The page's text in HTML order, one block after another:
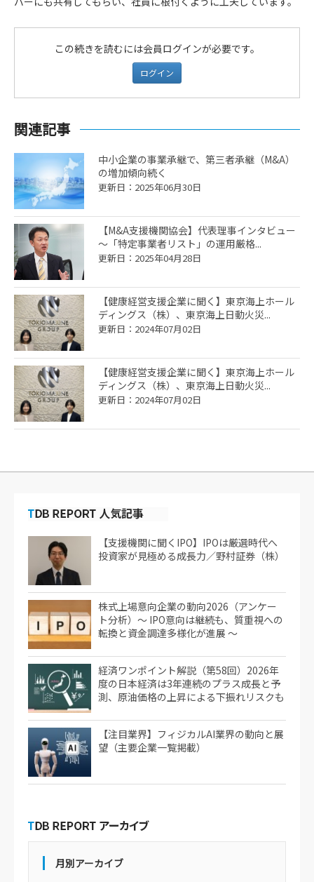
この続きを読むには会員ログインが必要です。
ログイン
関連記事
中小企業の事業承継で、第三者承継（M&A）
の増加傾向続く
更新日：2025年06月30日
【M&A支援機関協会】代表理事インタビュー
～「特定事業者リスト」の運用厳格...
更新日：2025年04月28日
【健康経営支援企業に聞く】東京海上ホール
ディングス（株）、東京海上日動火災...
更新日：2024年07月02日
【健康経営支援企業に聞く】東京海上ホール
ディングス（株）、東京海上日動火災...
更新日：2024年07月02日
【支援機関に聞くIPO】IPOは厳選時代へ
投資家が見極める成長力／野村証券（株）
株式上場意向企業の動向2026（アンケー
ト分析）～ IPO意向は継続も、質重視への
転換と資金調達多様化が進展 ～
経済ワンポイント解説（第58回）2026年
度の日本経済は3年連続のプラス成長と予
測、原油価格の上昇による下振れリスクも
【注目業界】フィジカルAI業界の動向と展
望（主要企業一覧掲載）
月別アーカイブ